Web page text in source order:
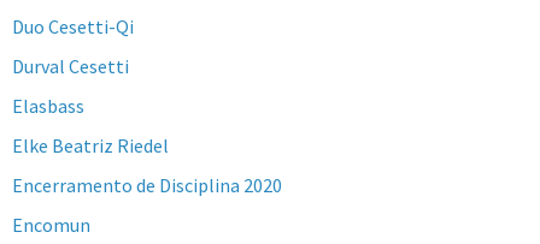
Duo Cesetti-Qi
Durval Cesetti
Elasbass
Elke Beatriz Riedel
Encerramento de Disciplina 2020
Encomun